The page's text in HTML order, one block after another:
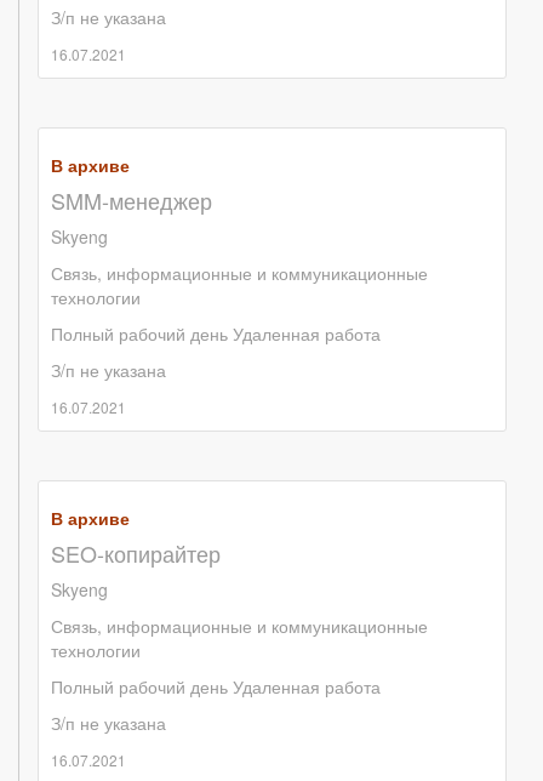
З/п не указана
16.07.2021
В архиве
SMM-менеджер
Skyeng
Связь, информационные и коммуникационные
технологии
Полный рабочий день Удаленная работа
З/п не указана
16.07.2021
В архиве
SEO-копирайтер
Skyeng
Связь, информационные и коммуникационные
технологии
Полный рабочий день Удаленная работа
З/п не указана
16.07.2021